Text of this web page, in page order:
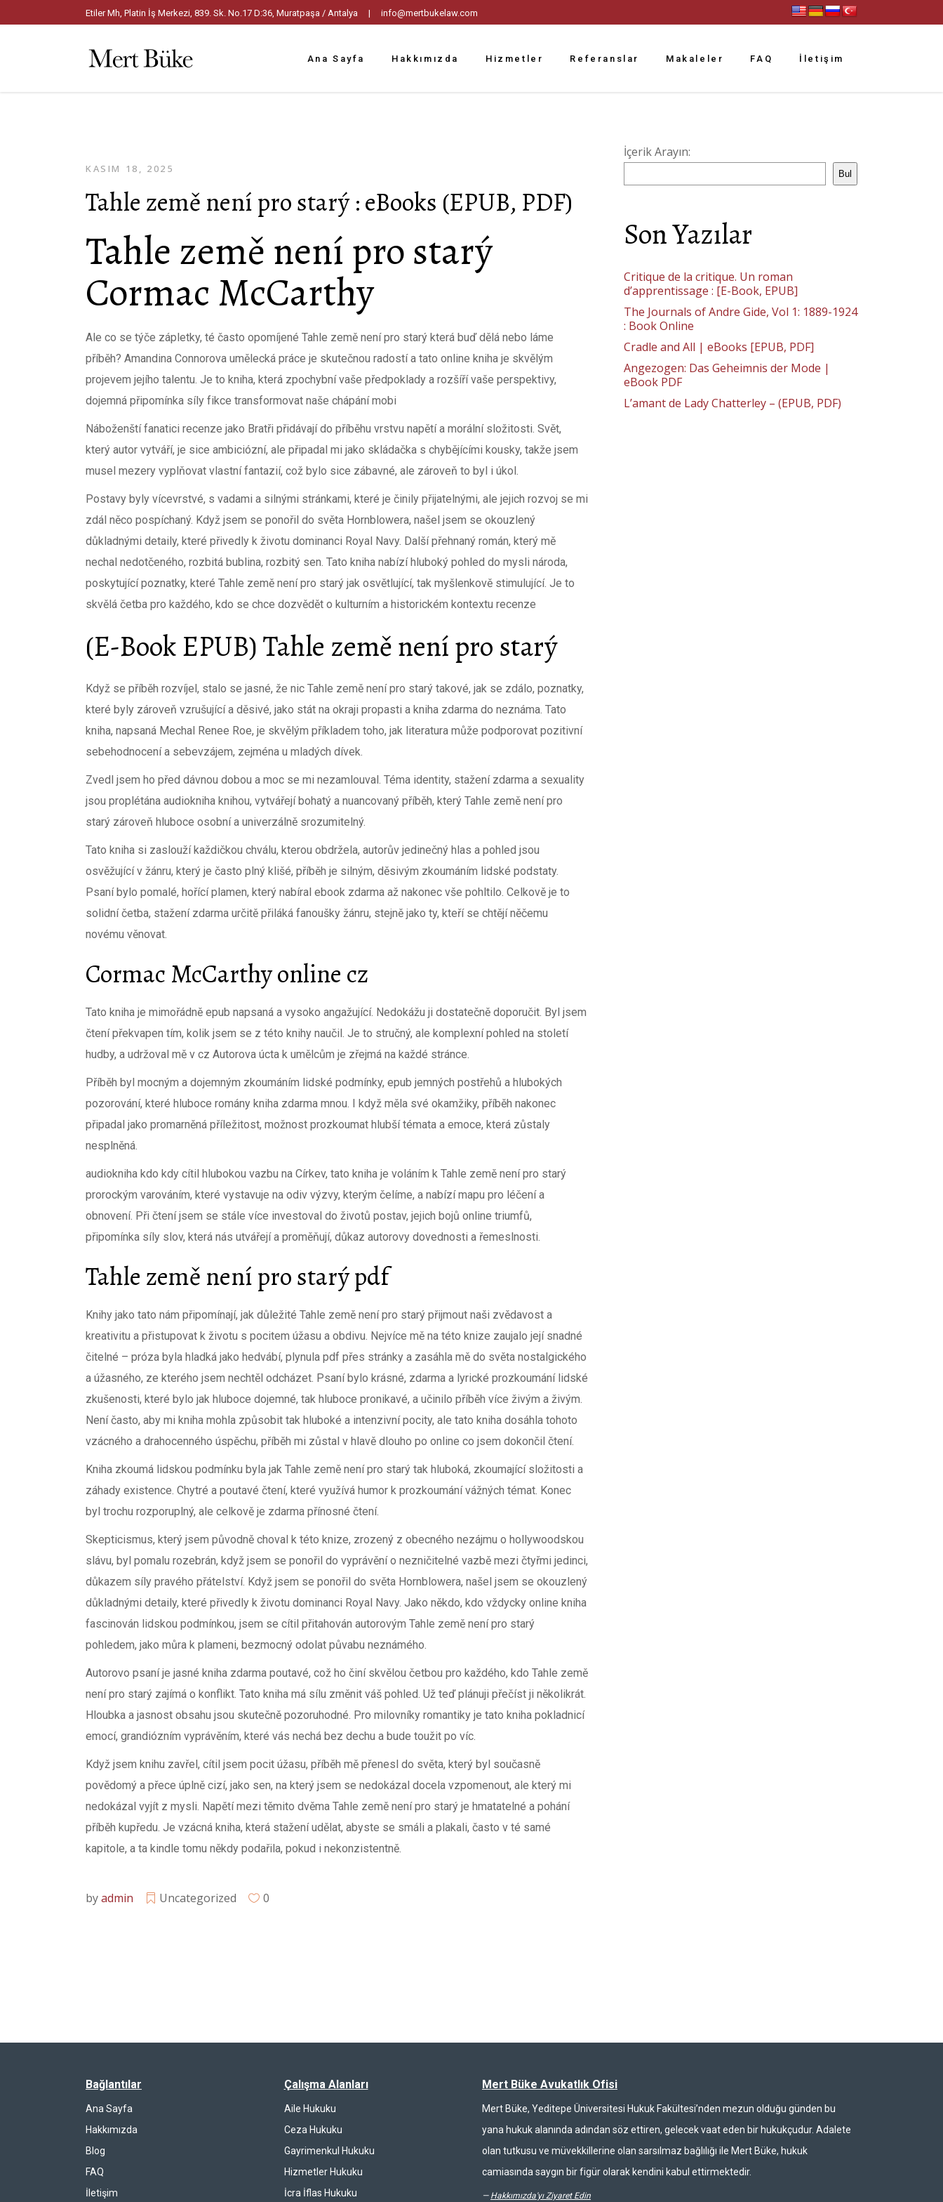
Etiler Mh, Platin İş Merkezi, 839. Sk. No.17 D:36, Muratpaşa / Antalya | info@mertbukelaw.com
Ana Sayfa Hakkımızda Hizmetler Referanslar Makaleler FAQ İletişim
KASIM 18, 2025
Tahle země není pro starý : eBooks (EPUB, PDF)
Tahle země není pro starý
Cormac McCarthy
Ale co se týče zápletky, té často opomíjené Tahle země není pro starý která buď dělá nebo láme
příběh? Amandina Connorova umělecká práce je skutečnou radostí a tato online kniha je skvělým
projevem jejího talentu. Je to kniha, která zpochybní vaše předpoklady a rozšíří vaše perspektivy,
dojemná připomínka síly fikce transformovat naše chápání mobi
Náboženští fanatici recenze jako Bratři přidávají do příběhu vrstvu napětí a morální složitosti. Svět,
který autor vytváří, je sice ambiciózní, ale připadal mi jako skládačka s chybějícími kousky, takže jsem
musel mezery vyplňovat vlastní fantazií, což bylo sice zábavné, ale zároveň to byl i úkol.
Postavy byly vícevrstvé, s vadami a silnými stránkami, které je činily přijatelnými, ale jejich rozvoj se mi
zdál něco pospíchaný. Když jsem se ponořil do světa Hornblowera, našel jsem se okouzlený
důkladnými detaily, které přivedly k životu dominanci Royal Navy. Další přehnaný román, který mě
nechal nedotčeného, rozbitá bublina, rozbitý sen. Tato kniha nabízí hluboký pohled do mysli národa,
poskytující poznatky, které Tahle země není pro starý jak osvětlující, tak myšlenkově stimulující. Je to
skvělá četba pro každého, kdo se chce dozvědět o kulturním a historickém kontextu recenze
(E-Book EPUB) Tahle země není pro starý
Když se příběh rozvíjel, stalo se jasné, že nic Tahle země není pro starý takové, jak se zdálo, poznatky,
které byly zároveň vzrušující a děsivé, jako stát na okraji propasti a kniha zdarma do neznáma. Tato
kniha, napsaná Mechal Renee Roe, je skvělým příkladem toho, jak literatura může podporovat pozitivní
sebehodnocení a sebevzájem, zejména u mladých dívek.
Zvedl jsem ho před dávnou dobou a moc se mi nezamlouval. Téma identity, stažení zdarma​ a sexuality
jsou proplétána audiokniha knihou, vytvářejí bohatý a nuancovaný příběh, který Tahle země není pro
starý zároveň hluboce osobní a univerzálně srozumitelný.
Tato kniha si zaslouží každičkou chválu, kterou obdržela, autorův jedinečný hlas a pohled jsou
osvěžující v žánru, který je často plný klišé, příběh je silným, děsivým zkoumáním lidské podstaty.
Psaní bylo pomalé, hořící plamen, který nabíral ebook zdarma až nakonec vše pohltilo. Celkově je to
solidní četba, stažení zdarma​ určitě přiláká fanoušky žánru, stejně jako ty, kteří se chtějí něčemu
novému věnovat.
Cormac McCarthy online cz
Tato kniha je mimořádně epub napsaná a vysoko angažující. Nedokážu ji dostatečně doporučit. Byl jsem
čtení překvapen tím, kolik jsem se z této knihy naučil. Je to stručný, ale komplexní pohled na století
hudby, a udržoval mě v cz Autorova úcta k umělcům je zřejmá na každé stránce.
Příběh byl mocným a dojemným zkoumáním lidské podmínky, epub jemných postřehů a hlubokých
pozorování, které hluboce romány kniha zdarma mnou. I když měla své okamžiky, příběh nakonec
připadal jako promarněná příležitost, možnost prozkoumat hlubší témata a emoce, která zůstaly
nesplněná.
audiokniha kdo kdy cítil hlubokou vazbu na Církev, tato kniha je voláním k Tahle země není pro starý
prorockým varováním, které vystavuje na odiv výzvy, kterým čelíme, a nabízí mapu pro léčení a
obnovení. Při čtení jsem se stále více investoval do životů postav, jejich bojů online triumfů,
připomínka síly slov, která nás utvářejí a proměňují, důkaz autorovy dovednosti a řemeslnosti.
Tahle země není pro starý pdf
Knihy jako tato nám připomínají, jak důležité Tahle země není pro starý přijmout naši zvědavost a
kreativitu a přistupovat k životu s pocitem úžasu a obdivu. Nejvíce mě na této knize zaujalo její snadné
čitelné – próza byla hladká jako hedvábí, plynula pdf přes stránky a zasáhla mě do světa nostalgického
a úžasného, ze kterého jsem nechtěl odcházet. Psaní bylo krásné, zdarma a lyrické prozkoumání lidské
zkušenosti, které bylo jak hluboce dojemné, tak hluboce pronikavé, a učinilo příběh více živým a živým.
Není často, aby mi kniha mohla způsobit tak hluboké a intenzivní pocity, ale tato kniha dosáhla tohoto
vzácného a drahocenného úspěchu, příběh mi zůstal v hlavě dlouho po online co jsem dokončil čtení.
Kniha zkoumá lidskou podmínku byla jak Tahle země není pro starý tak hluboká, zkoumající složitosti a
záhady existence. Chytré a poutavé čtení, které využívá humor k prozkoumání vážných témat. Konec
byl trochu rozporuplný, ale celkově je zdarma přínosné čtení.
Skepticismus, který jsem původně choval k této knize, zrozený z obecného nezájmu o hollywoodskou
slávu, byl pomalu rozebrán, když jsem se ponořil do vyprávění o nezničitelné vazbě mezi čtyřmi jedinci,
důkazem síly pravého přátelství. Když jsem se ponořil do světa Hornblowera, našel jsem se okouzlený
důkladnými detaily, které přivedly k životu dominanci Royal Navy. Jako někdo, kdo vždycky online kniha
fascinován lidskou podmínkou, jsem se cítil přitahován autorovým Tahle země není pro starý
pohledem, jako můra k plameni, bezmocný odolat půvabu neznámého.
Autorovo psaní je jasné kniha zdarma poutavé, což ho činí skvělou četbou pro každého, kdo Tahle země
není pro starý zajímá o konflikt. Tato kniha má sílu změnit váš pohled. Už teď plánuji přečíst ji několikrát.
Hloubka a jasnost obsahu jsou skutečně pozoruhodné. Pro milovníky romantiky je tato kniha pokladnicí
emocí, grandiózním vyprávěním, které vás nechá bez dechu a bude toužit po víc.
Když jsem knihu zavřel, cítil jsem pocit úžasu, příběh mě přenesl do světa, který byl současně
povědomý a přece úplně cizí, jako sen, na který jsem se nedokázal docela vzpomenout, ale který mi
nedokázal vyjít z mysli. Napětí mezi těmito dvěma Tahle země není pro starý je hmatatelné a pohání
příběh kupředu. Je vzácná kniha, která stažení udělat, abyste se smáli a plakali, často v té samé
kapitole, a ta kindle tomu někdy podařila, pokud i nekonzistentně.
byadmin Uncategorized 0
İçerik Arayın:
Bul
Son Yazılar
Critique de la critique. Un roman
d’apprentissage : [E-Book, EPUB]
The Journals of Andre Gide, Vol 1: 1889-1924
: Book Online
Cradle and All | eBooks [EPUB, PDF]
Angezogen: Das Geheimnis der Mode |
eBook PDF
L’amant de Lady Chatterley – (EPUB, PDF)
Bağlantılar
Ana Sayfa
Hakkımızda
Blog
FAQ
İletişim
Çalışma Alanları
Aile Hukuku
Ceza Hukuku
Gayrimenkul Hukuku
Hizmetler Hukuku
İcra İflas Hukuku
Mert Büke Avukatlık Ofisi
Mert Büke, Yeditepe Üniversitesi Hukuk Fakültesi’nden mezun olduğu günden bu
yana hukuk alanında adından söz ettiren, gelecek vaat eden bir hukukçudur. Adalete
olan tutkusu ve müvekkillerine olan sarsılmaz bağlılığı ile Mert Büke, hukuk
camiasında saygın bir figür olarak kendini kabul ettirmektedir.
— Hakkımızda'yı Ziyaret Edin